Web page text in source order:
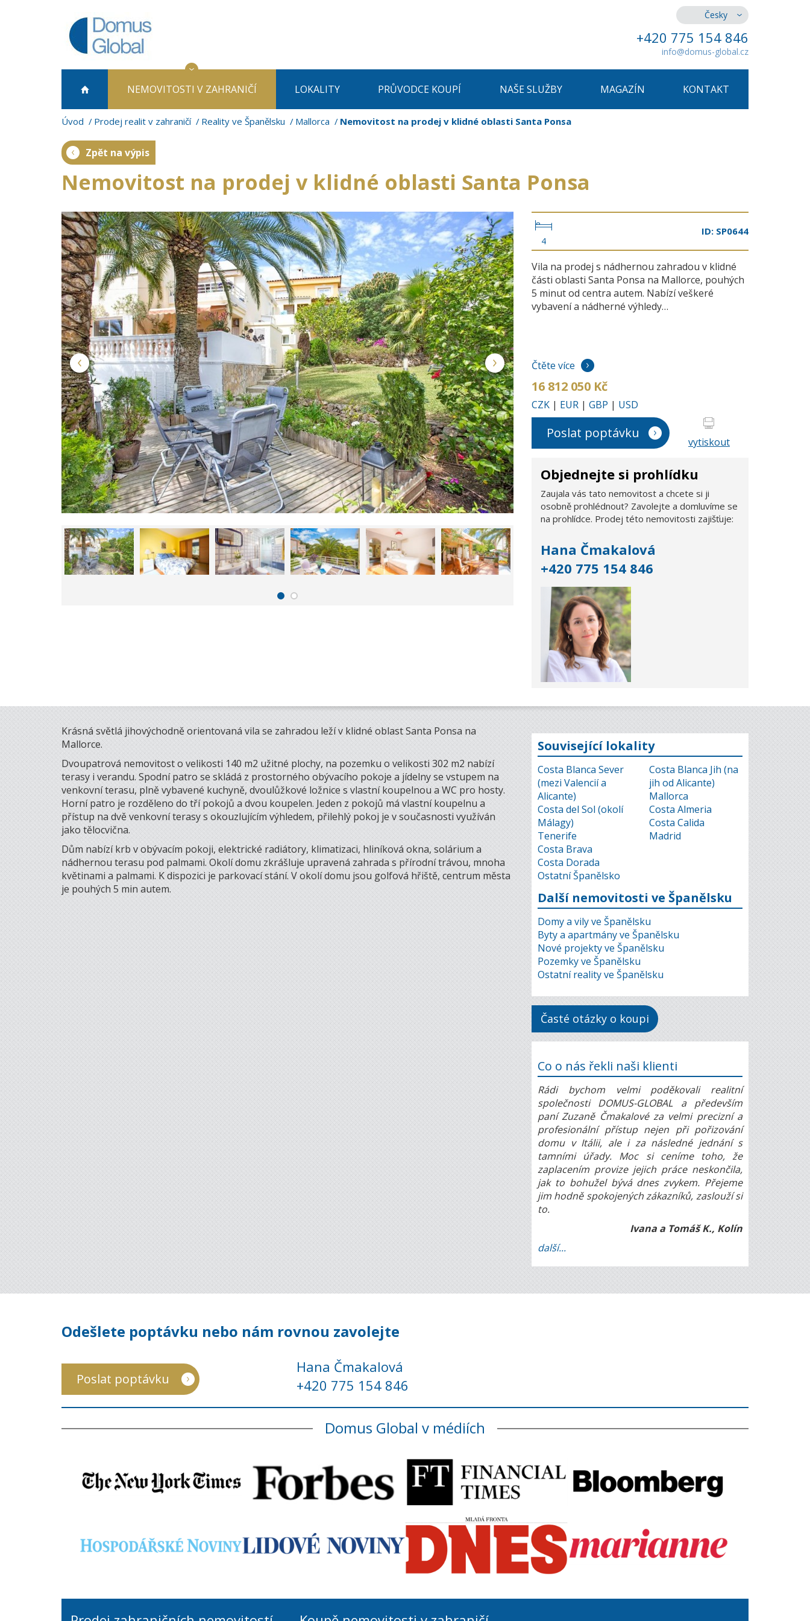
Česky
+420 775 154 846
info@domus-global.cz
NEMOVITOSTI V ZAHRANIČÍ LOKALITY PRŮVODCE KOUPÍ NAŠE SLUŽBY MAGAZÍN KONTAKT
Úvod Prodej realit v zahraničí Reality ve Španělsku Mallorca Nemovitost na prodej v klidné oblasti Santa Ponsa
Zpět na výpis
Nemovitost na prodej v klidné oblasti Santa Ponsa
4
ID: SP0644
Vila na prodej s nádhernou zahradou v klidné
části oblasti Santa Ponsa na Mallorce, pouhých
5 minut od centra autem. Nabízí veškeré
vybavení a nádherné výhledy…
Čtěte více
16 812 050 Kč
CZK | EUR | GBP | USD
Poslat poptávku
vytiskout
Objednejte si prohlídku
Zaujala vás tato nemovitost a chcete si ji
osobně prohlédnout? Zavolejte a domluvíme se
na prohlídce. Prodej této nemovitosti zajišťuje:
Hana Čmakalová
+420 775 154 846
Krásná světlá jihovýchodně orientovaná vila se zahradou leží v klidné oblast Santa Ponsa na
Mallorce.
Dvoupatrová nemovitost o velikosti 140 m2 užitné plochy, na pozemku o velikosti 302 m2 nabízí
terasy i verandu. Spodní patro se skládá z prostorného obývacího pokoje a jídelny se vstupem na
venkovní terasu, plně vybavené kuchyně, dvoulůžkové ložnice s vlastní koupelnou a WC pro hosty.
Horní patro je rozděleno do tří pokojů a dvou koupelen. Jeden z pokojů má vlastní koupelnu a
přístup na dvě venkovní terasy s okouzlujícím výhledem, přilehlý pokoj je v současnosti využíván
jako tělocvična.
Dům nabízí krb v obývacím pokoji, elektrické radiátory, klimatizaci, hliníková okna, solárium a
nádhernou terasu pod palmami. Okolí domu zkrášluje upravená zahrada s přírodní trávou, mnoha
květinami a palmami. K dispozici je parkovací stání. V okolí domu jsou golfová hřiště, centrum města
je pouhých 5 min autem.
Související lokality
Costa Blanca Sever
(mezi Valencií a
Alicante)
Costa del Sol (okolí
Málagy)
Tenerife
Costa Brava
Costa Dorada
Ostatní Španělsko
Costa Blanca Jih (na
jih od Alicante)
Mallorca
Costa Almeria
Costa Calida
Madrid
Další nemovitosti ve Španělsku
Domy a vily ve Španělsku
Byty a apartmány ve Španělsku
Nové projekty ve Španělsku
Pozemky ve Španělsku
Ostatní reality ve Španělsku
Časté otázky o koupi
Co o nás řekli naši klienti
Rádi bychom velmi poděkovali realitní
společnosti DOMUS-GLOBAL a především
paní Zuzaně Čmakalové za velmi precizní a
profesionální přístup nejen při pořizování
domu v Itálii, ale i za následné jednání s
tamními úřady. Moc si ceníme toho, že
zaplacením provize jejich práce neskončila,
jak to bohužel bývá dnes zvykem. Přejeme
jim hodně spokojených zákazníků, zaslouží si
to.
Ivana a Tomáš K., Kolín
další...
Odešlete poptávku nebo nám rovnou zavolejte
Poslat poptávku
Hana Čmakalová
+420 775 154 846
Domus Global v médiích